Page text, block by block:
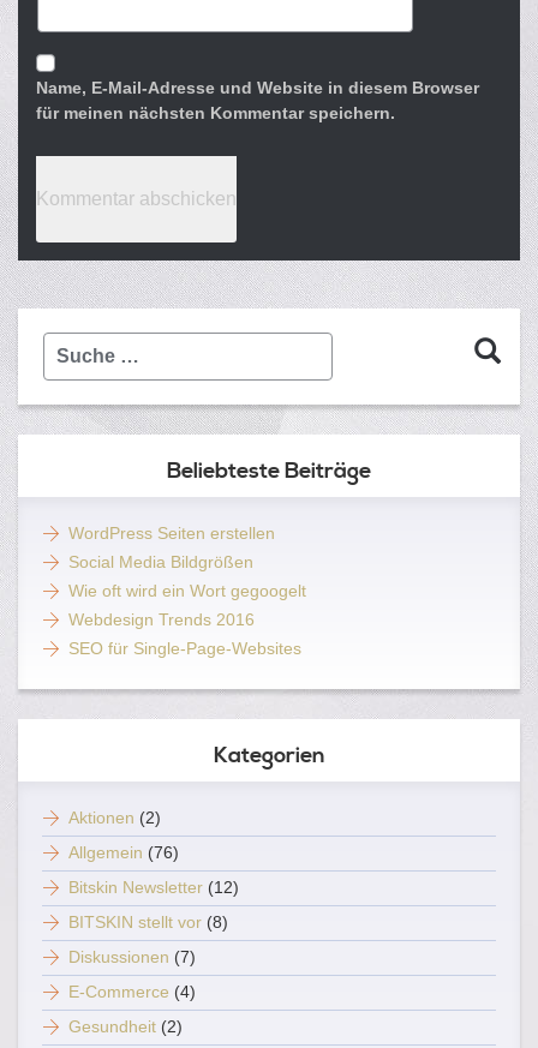
Name, E-Mail-Adresse und Website in diesem Browser
für meinen nächsten Kommentar speichern.
Suche
Beliebteste Beiträge
WordPress Seiten erstellen
Social Media Bildgrößen
Wie oft wird ein Wort gegoogelt
Webdesign Trends 2016
SEO für Single-Page-Websites
Kategorien
Aktionen (2)
Allgemein (76)
Bitskin Newsletter (12)
BITSKIN stellt vor (8)
Diskussionen (7)
E-Commerce (4)
Gesundheit (2)